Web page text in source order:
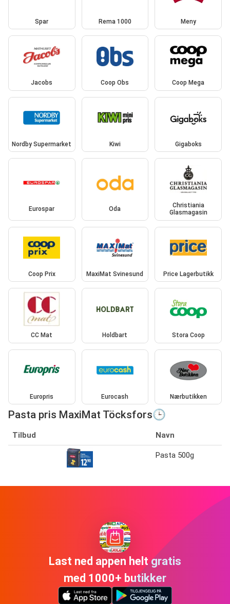
Spar Rema 1000 Meny
Jacobs Coop Obs Coop Mega
Nordby Supermarket Kiwi Gigaboks
Eurospar Oda
Christiania
Glasmagasin
Coop Prix MaxiMat Svinesund Price Lagerbutikk
CC Mat Holdbart Stora Coop
Europris Eurocash Nærbutikken
Pasta pris MaxiMat Töcksfors🕒
Tilbud Navn
Pasta 500g
Last ned appen helt gratis
med 1000+ butikker